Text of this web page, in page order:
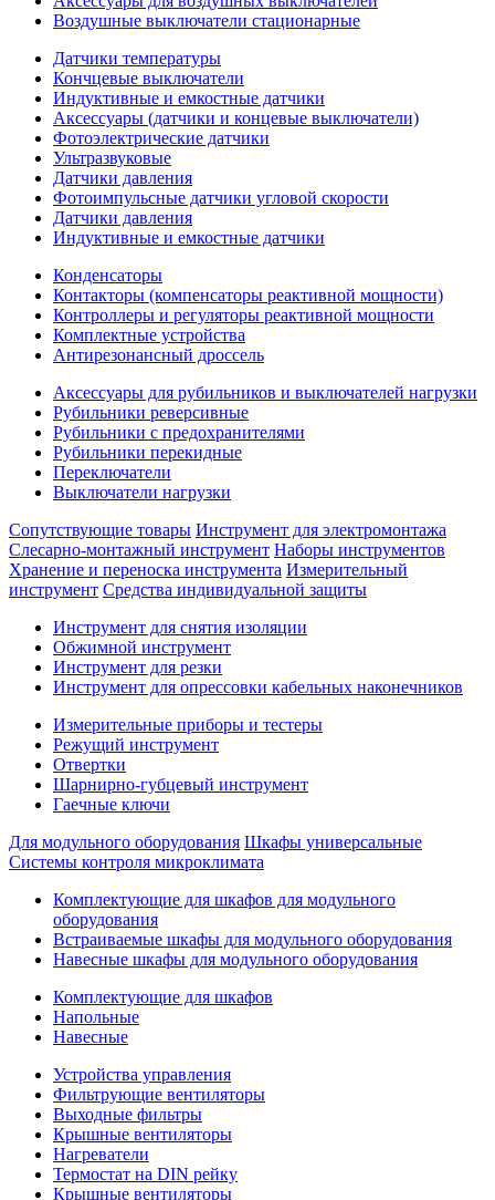
Воздушные выключатели стационарные
Датчики температуры
Кончцевые выключатели
Индуктивные и емкостные датчики
Аксессуары (датчики и концевые выключатели)
Фотоэлектрические датчики
Ультразвуковые
Датчики давления
Фотоимпульсные датчики угловой скорости
Датчики давления
Индуктивные и емкостные датчики
Конденсаторы
Контакторы (компенсаторы реактивной мощности)
Контроллеры и регуляторы реактивной мощности
Комплектные устройства
Антирезонансный дроссель
Аксессуары для рубильников и выключателей нагрузки
Рубильники реверсивные
Рубильники с предохранителями
Рубильники перекидные
Переключатели
Выключатели нагрузки
Сопутствующие товары Инструмент для электромонтажа
Слесарно-монтажный инструмент Наборы инструментов
Хранение и переноска инструмента Измерительный
инструмент Средства индивидуальной защиты
Инструмент для снятия изоляции
Обжимной инструмент
Инструмент для резки
Инструмент для опрессовки кабельных наконечников
Измерительные приборы и тестеры
Режущий инструмент
Отвертки
Шарнирно-губцевый инструмент
Гаечные ключи
Для модульного оборудования Шкафы универсальные
Системы контроля микроклимата
Комплектующие для шкафов для модульного
оборудования
Встраиваемые шкафы для модульного оборудования
Навесные шкафы для модульного оборудования
Комплектующие для шкафов
Напольные
Навесные
Устройства управления
Фильтрующие вентиляторы
Выходные фильтры
Крышные вентиляторы
Нагреватели
Термостат на DIN рейку
Крышные вентиляторы